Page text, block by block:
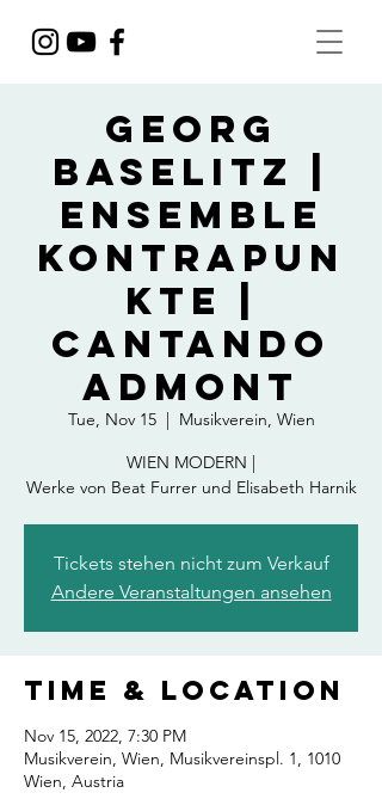
GEORG
BASELITZ |
ENSEMBLE
KONTRAPUN
KTE |
CANTANDO
ADMONT
Tue, Nov 15
  |
Musikverein, Wien
WIEN MODERN |
Werke von Beat Furrer und Elisabeth Harnik
Tickets stehen nicht zum Verkauf
Andere Veranstaltungen ansehen
Time & Location
Nov 15, 2022, 7:30 PM
Musikverein, Wien, Musikvereinspl. 1, 1010
Wien, Austria